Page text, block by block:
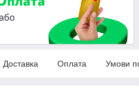
Доставка Оплата Умови